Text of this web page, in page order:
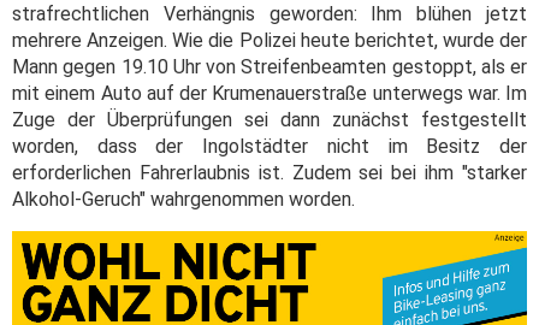
strafrechtlichen Verhängnis geworden: Ihm blühen jetzt
mehrere Anzeigen. Wie die Polizei heute berichtet, wurde der
Mann gegen 19.10 Uhr von Streifenbeamten gestoppt, als er
mit einem Auto auf der Krumenauerstraße unterwegs war. Im
Zuge der Überprüfungen sei dann zunächst festgestellt
worden, dass der Ingolstädter nicht im Besitz der
erforderlichen Fahrerlaubnis ist. Zudem sei bei ihm "starker
Alkohol-Geruch" wahrgenommen worden.